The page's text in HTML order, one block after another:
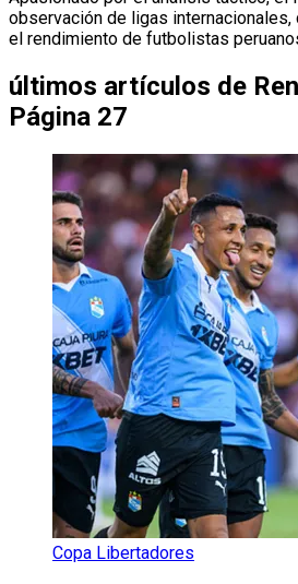
observación de ligas
el rendimiento de futbolistas
últimos artículos de
Página 27
Copa Libertadores